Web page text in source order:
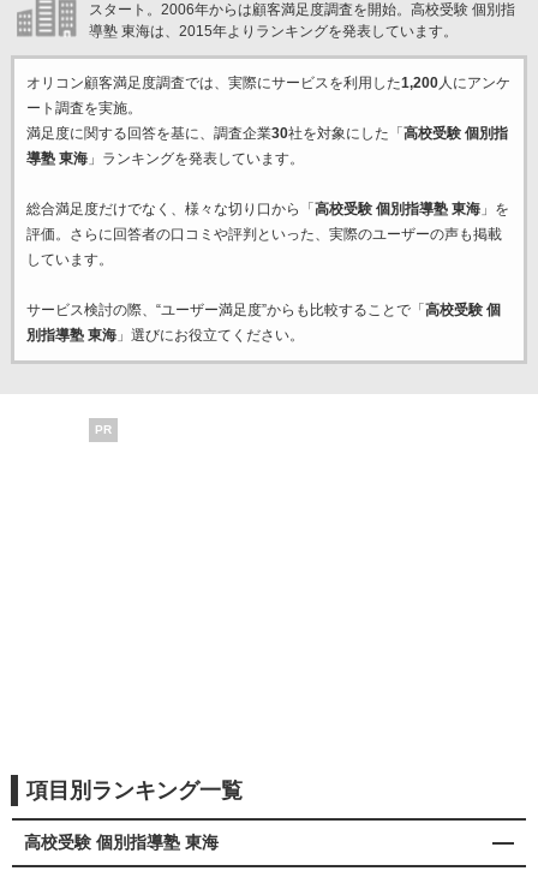
スタート。2006年からは顧客満足度調査を開始。高校受験 個別指
導塾 東海は、2015年よりランキングを発表しています。
オリコン顧客満足度調査では、実際にサービスを利用した1,200人にアンケ
ート調査を実施。
満足度に関する回答を基に、調査企業30社を対象にした「 高校受験 個別指
導塾 東海」ランキングを発表しています。
総合満足度だけでなく、様々な切り口から「 高校受験 個別指導塾 東海」を
評価。さらに回答者の口コミや評判といった、実際のユーザーの声も掲載
しています。
サービス検討の際、“ユーザー満足度”からも比較することで「 高校受験 個
別指導塾 東海」選びにお役立てください。
PR
項目別ランキング一覧
高校受験 個別指導塾 東海